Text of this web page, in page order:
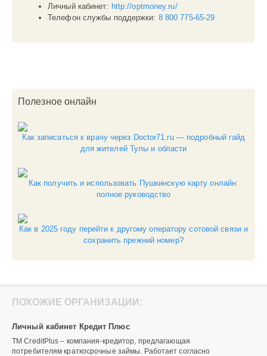
Личный кабинет: http://optmoney.ru/
Телефон службы поддержки: 8 800 775-65-29
О
Полезное онлайн
Как записаться к врачу через Doctor71.ru — подробный гайд
для жителей Тулы и области
Как получить и использовать Пушкинскую карту онлайн:
полное руководство
Как в 2025 году перейти к другому оператору сотовой связи и
сохранить прежний номер?
ПОХОЖИЕ ОРГАНИЗАЦИИ:
Личный кабинет Кредит Плюс
ТМ CreditPlus – компания-кредитор, предлагающая
потребителям краткосрочные займы. Работает согласно